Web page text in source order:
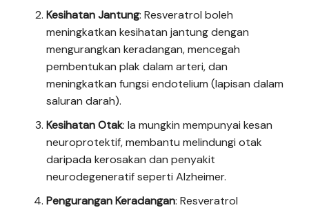
Kesihatan Jantung: Resveratrol boleh
meningkatkan kesihatan jantung dengan
mengurangkan keradangan, mencegah
pembentukan plak dalam arteri, dan
meningkatkan fungsi endotelium (lapisan dalam
saluran darah).
Kesihatan Otak: Ia mungkin mempunyai kesan
neuroprotektif, membantu melindungi otak
daripada kerosakan dan penyakit
neurodegeneratif seperti Alzheimer.
Pengurangan Keradangan: Resveratrol